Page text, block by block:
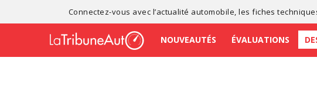
Connectez-vous avec l’actualité automobile , lesfiches
NOUVEAUTÉS ÉVALUATIONS